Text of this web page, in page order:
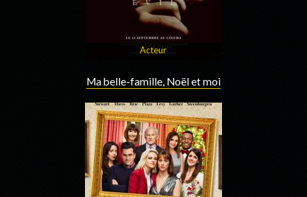
Acteur
Ma belle-famille, Noël et moi